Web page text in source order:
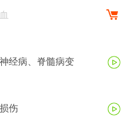
经病、脊髓病变
伤